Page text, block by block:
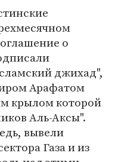
о
джихад",
Арафатом
крылом которой
Аль-Аксы".
вывели
Газа и из